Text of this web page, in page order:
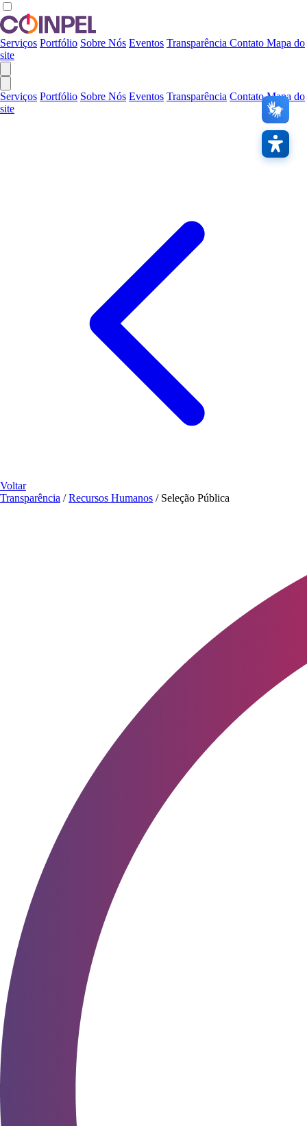
Serviços Portfólio Sobre Nós Eventos Transparência Contato Mapa do
site
Serviços Portfólio Sobre Nós Eventos Transparência Contato Mapa do
site
Voltar
Transparência / Recursos Humanos / Seleção Pública